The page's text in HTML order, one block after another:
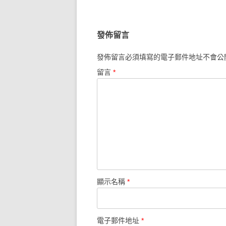
發佈留言
發佈留言必須填寫的電子郵件地址不會公
留言 *
顯示名稱 *
電子郵件地址 *